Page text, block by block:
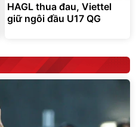
HAGL thua đau, Viettel
giữ ngôi đầu U17 QG